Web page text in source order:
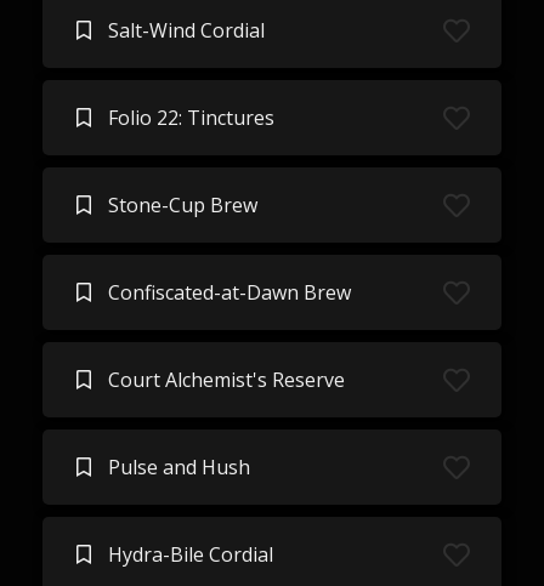
Salt-Wind Cordial
Folio 22: Tinctures
Stone-Cup Brew
Confiscated-at-Dawn Brew
Court Alchemist's Reserve
Pulse and Hush
Hydra-Bile Cordial